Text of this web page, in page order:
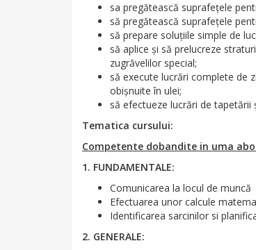
sa pregătească suprafeţele
să pregătească suprafeţele
să prepare soluţiile simple de
să aplice şi să prelucreze
zugrăvelilor special;
să execute lucrări complete de
obişnuite în ulei;
să efectueze lucrări de tapetării
Tematica cursului:
Competente dobandite in uma
1. FUNDAMENTALE:
Comunicarea la locul de muncă
Efectuarea unor calcule
Identificarea sarcinilor si
2. GENERALE: